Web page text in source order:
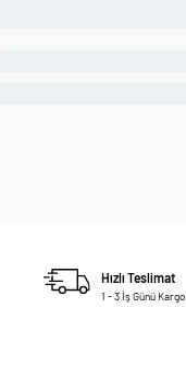
Hızlı Teslimat
1 - 3 İş Günü Kargo